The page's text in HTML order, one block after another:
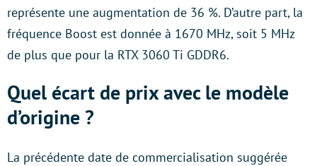
représente une augmentation de 36 %. D’autre part, la
fréquence Boost est donnée à 1670 MHz, soit 5 MHz
de plus que pour la RTX 3060 Ti GDDR6.
Quel écart de prix avec le modèle
d’origine ?
La précédente date de commercialisation suggérée